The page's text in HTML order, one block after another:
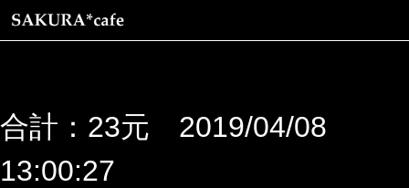
合計：23元 2019/04/08
13:00:27